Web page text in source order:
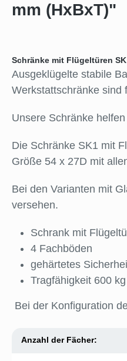
mm (HxBxT)"
Schränke mit Flügeltüren SK
Ausgeklügelte stabile
Werkstattschränke sind
Unsere Schränke
Die Schränke SK1 mit
Größe 54 x 27D mit
Bei den Varianten mit
versehen.
Schrank mit
4 Fachböden
gehärtetes
Tragfähigkeit 600 kg
Bei der Konfiguration
Anzahl der Fächer: